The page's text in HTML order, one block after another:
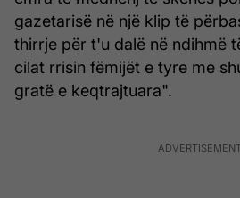
gazetarisë në një klip të
thirrje për t'u dalë në ndihmë
cilat rrisin fëmijët e tyre me
gratë e keqtrajtuara".